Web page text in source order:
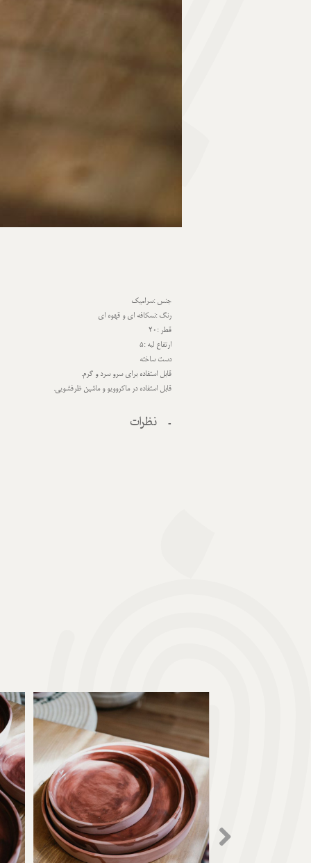
جنس :سرامیک
رنگ :نسکافه ای و قهوه ای
قطر :20
ارتفاع لبه :5
دست ساخته
قابل استفاده برای سرو سرد و گرم.
قابل استفاده در ماکروویو و ماشین ظرفشویی.
نظرات